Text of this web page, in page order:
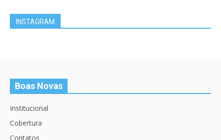
INSTAGRAM
Boas Novas
Institucional
Cobertura
Contatos